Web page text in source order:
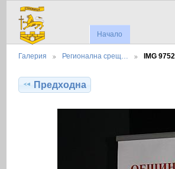
Начало
Галерия Регионална срещ… IMG 9752
Предходна